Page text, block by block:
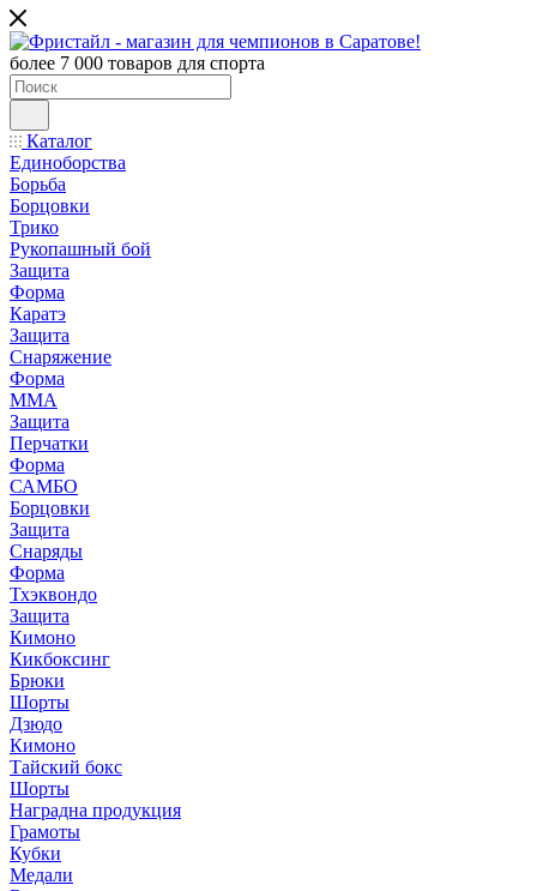
более 7 000 товаров для спорта
Каталог
Единоборства
Борьба
Борцовки
Трико
Рукопашный бой
Защита
Форма
Каратэ
Защита
Снаряжение
Форма
ММА
Защита
Перчатки
Форма
САМБО
Борцовки
Защита
Снаряды
Форма
Тхэквондо
Защита
Кимоно
Кикбоксинг
Брюки
Шорты
Дзюдо
Кимоно
Тайский бокс
Шорты
Наградна продукция
Грамоты
Кубки
Медали